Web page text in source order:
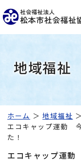
地域福祉
ホーム
地域福祉
エコキャップ運動
た！
エコキャップ運